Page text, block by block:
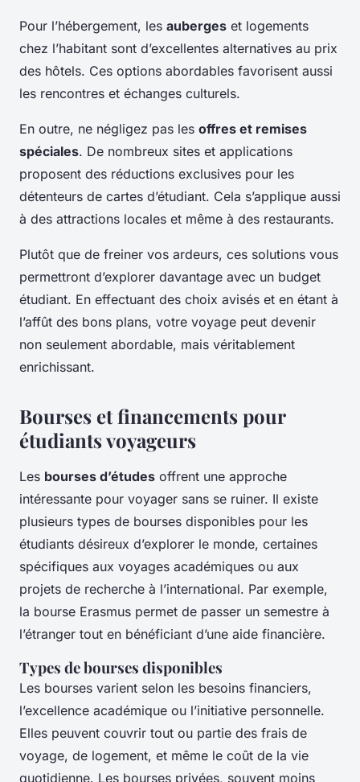
Pour l’hébergement, les auberges et logements
chez l’habitant sont d’excellentes alternatives au prix
des hôtels. Ces options abordables favorisent aussi
les rencontres et échanges culturels.
En outre, ne négligez pas les offres et remises
spéciales. De nombreux sites et applications
proposent des réductions exclusives pour les
détenteurs de cartes d’étudiant. Cela s’applique aussi
à des attractions locales et même à des restaurants.
Plutôt que de freiner vos ardeurs, ces solutions vous
permettront d’explorer davantage avec un budget
étudiant. En effectuant des choix avisés et en étant à
l’affût des bons plans, votre voyage peut devenir
non seulement abordable, mais véritablement
enrichissant.
Bourses et financements pour
étudiants voyageurs
Les bourses d’études offrent une approche
intéressante pour voyager sans se ruiner. Il existe
plusieurs types de bourses disponibles pour les
étudiants désireux d’explorer le monde, certaines
spécifiques aux voyages académiques ou aux
projets de recherche à l’international. Par exemple,
la bourse Erasmus permet de passer un semestre à
l’étranger tout en bénéficiant d’une aide financière.
Types de bourses disponibles
Les bourses varient selon les besoins financiers,
l’excellence académique ou l’initiative personnelle.
Elles peuvent couvrir tout ou partie des frais de
voyage, de logement, et même le coût de la vie
quotidienne. Les bourses privées, souvent moins